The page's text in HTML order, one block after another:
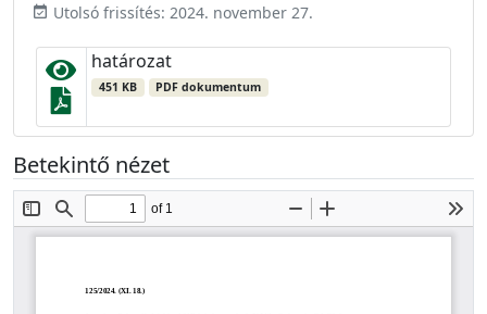
event_available Utolsó frissítés: 2024. november 27.
határozat
451 KB PDF dokumentum
Betekintő nézet